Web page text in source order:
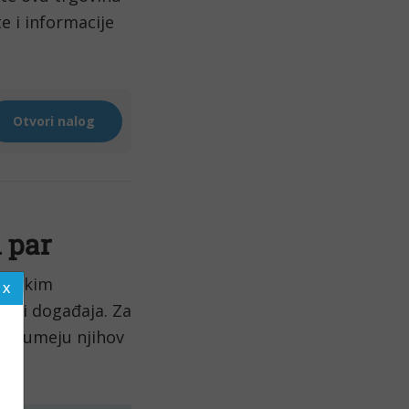
i informacije
par
i događaja. Za
njihov